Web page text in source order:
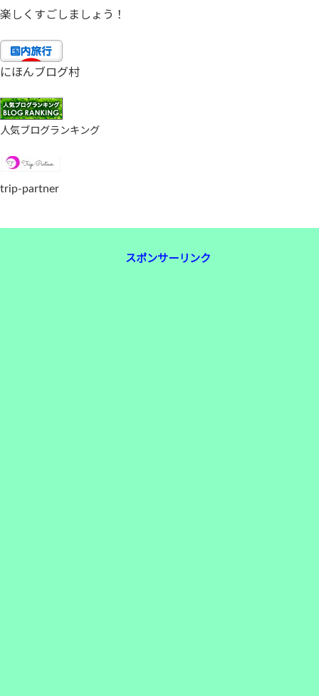
楽しくすごしましょう！
にほんブログ村
人気ブログランキング
trip-partner
スポンサーリンク